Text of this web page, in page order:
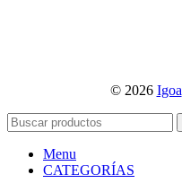
© 2026 Igoa
Menu
CATEGORÍAS